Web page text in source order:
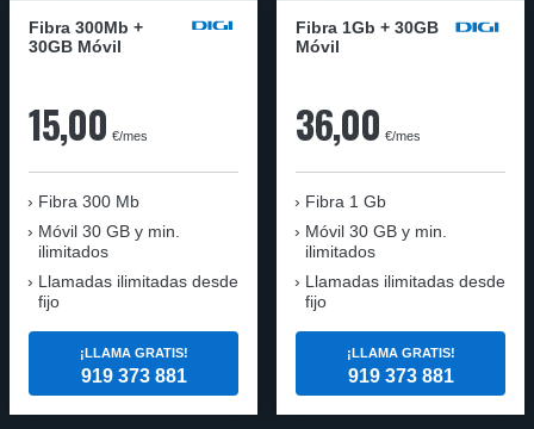
Fibra 300Mb +
30GB Móvil
15,00 €/mes
Fibra 300 Mb
Móvil 30 GB y min.
ilimitados
Llamadas ilimitadas desde
fijo
¡LLAMA GRATIS!
919 373 881
Fibra 1Gb + 30GB
Móvil
36,00 €/mes
Fibra 1 Gb
Móvil 30 GB y min.
ilimitados
Llamadas ilimitadas desde
fijo
¡LLAMA GRATIS!
919 373 881